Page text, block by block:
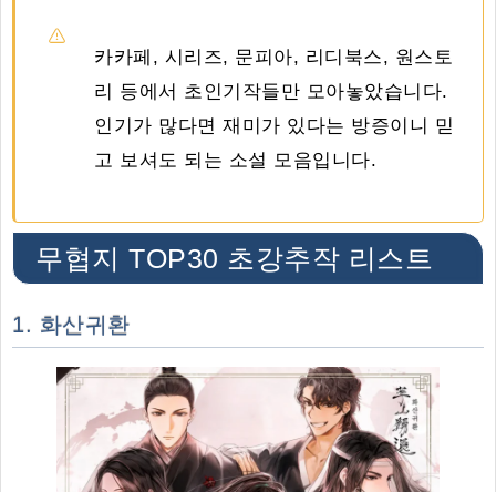
카카페, 시리즈, 문피아, 리디북스, 원스토
리 등에서 초인기작들만 모아놓았습니다.
인기가 많다면 재미가 있다는 방증이니 믿
고 보셔도 되는 소설 모음입니다.
무협지 TOP30 초강추작 리스트
1. 화산귀환